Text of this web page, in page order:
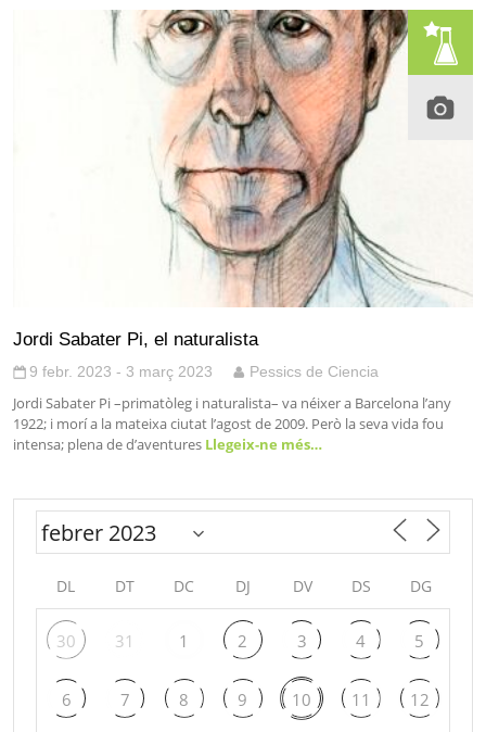
Jordi Sabater Pi, el naturalista
9 febr. 2023 - 3 març 2023 Pessics de Ciencia
Jordi Sabater Pi –primatòleg i naturalista– va néixer a Barcelona l’any
1922; i morí a la mateixa ciutat l’agost de 2009. Però la seva vida fou
intensa; plena de d’aventures Llegeix-ne més…
DL DT DC DJ DV DS DG
30 31 1 2 3 4 5
6 7 8 9 10 11 12